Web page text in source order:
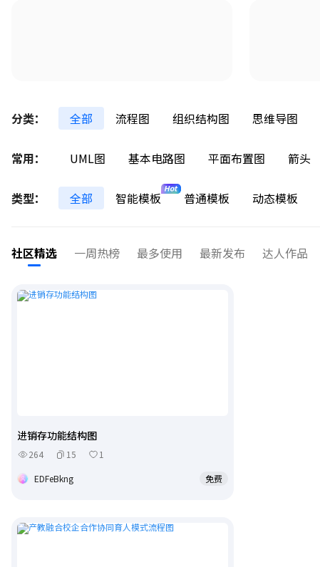
分类： 全部 流程图 组织结构图 思维导图
常用： UML图 基本电路图 平面布置图 箭头
类型： 全部 智能模板 普通模板 动态模板
社区精选 一周热榜 最多使用 最新发布 达人作品
进销存功能结构图
264 15
1
EDFeBkng
免费